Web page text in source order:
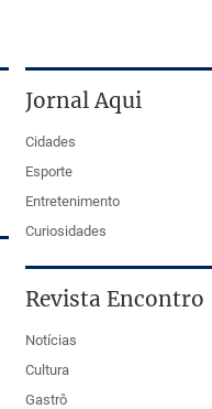
Jornal Aqui
Cidades
Esporte
Entretenimento
Curiosidades
Revista Encontro
Notícias
Cultura
Gastrô